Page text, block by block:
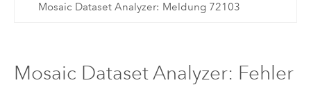
Mosaic Dataset Analyzer: Meldung 72103
Mosaic Dataset Analyzer: Fehler